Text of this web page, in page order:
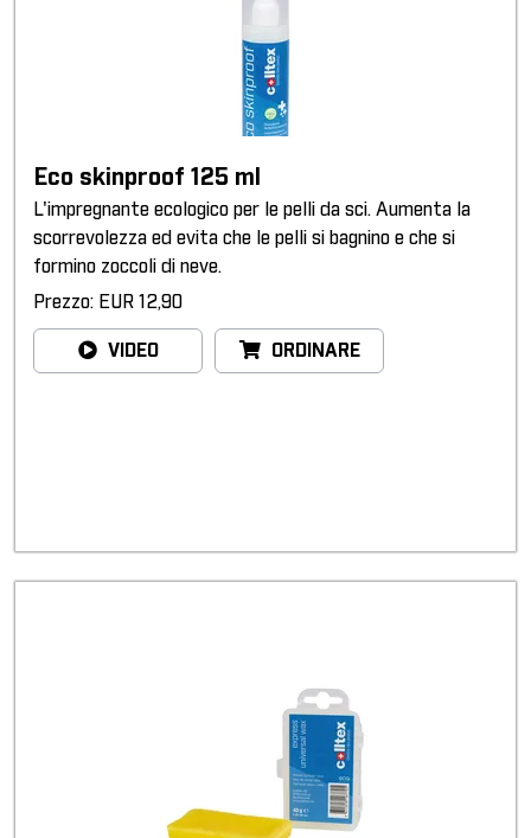
Eco skinproof 125 ml
L'impregnante ecologico per le pelli da sci. Aumenta la
scorrevolezza ed evita che le pelli si bagnino e che si
formino zoccoli di neve.
Prezzo: EUR 12,90
VIDEO ORDINARE